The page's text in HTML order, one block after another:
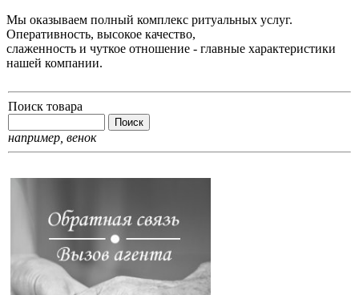
Мы оказываем полный комплекс ритуальных услуг.
Оперативность, высокое качество,
слаженность и чуткое отношение - главные характеристики
нашей компании.
Поиск товара
например, венок